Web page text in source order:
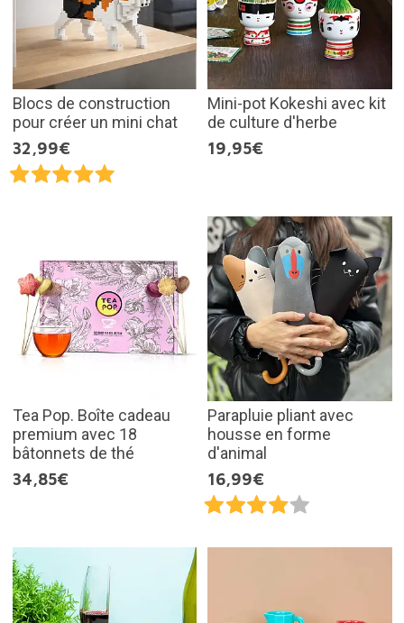
Blocs de construction
pour créer un mini chat
32,99€
Mini-pot Kokeshi avec kit
de culture d'herbe
19,95€
Tea Pop. Boîte cadeau
premium avec 18
bâtonnets de thé
34,85€
Parapluie pliant avec
housse en forme
d'animal
16,99€